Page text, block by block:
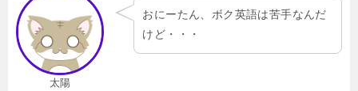
太陽
おにーたん、ボク英語は苦手なんだ
けど・・・